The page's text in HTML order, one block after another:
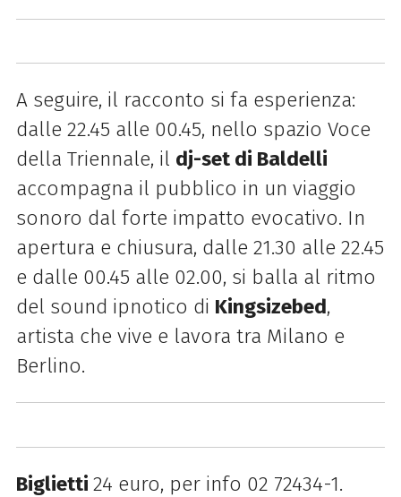
A seguire, il racconto si fa esperienza:
dalle 22.45 alle 00.45, nello spazio Voce
della Triennale, il dj-set di Baldelli
accompagna il pubblico in un viaggio
sonoro dal forte impatto evocativo. In
apertura e chiusura, dalle 21.30 alle 22.45
e dalle 00.45 alle 02.00, si balla al ritmo
del sound ipnotico di Kingsizebed,
artista che vive e lavora tra Milano e
Berlino.
Biglietti 24 euro, per info 02 72434-1.